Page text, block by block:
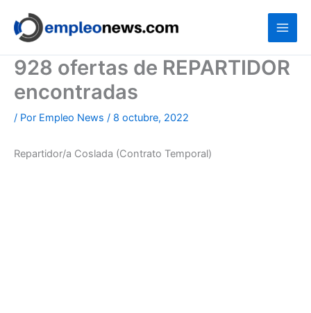
contenido
928 ofertas de REPARTIDOR
encontradas
/ Por Empleo News / 8 octubre, 2022
Repartidor/a Coslada (Contrato Temporal)